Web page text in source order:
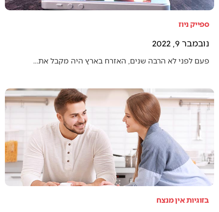
ספייק ניוז
נובמבר 9, 2022
פעם לפני לא הרבה שנים, האזרח בארץ היה מקבל את…
בזוגיות אין מנצח